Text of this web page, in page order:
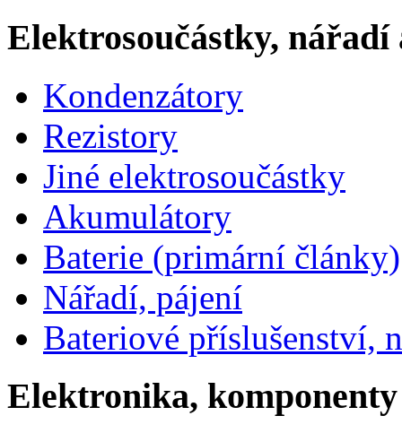
Elektrosoučástky, nářadí
Kondenzátory
Rezistory
Jiné elektrosoučástky
Akumulátory
Baterie (primární články)
Nářadí, pájení
Bateriové příslušenství,
Elektronika, komponenty